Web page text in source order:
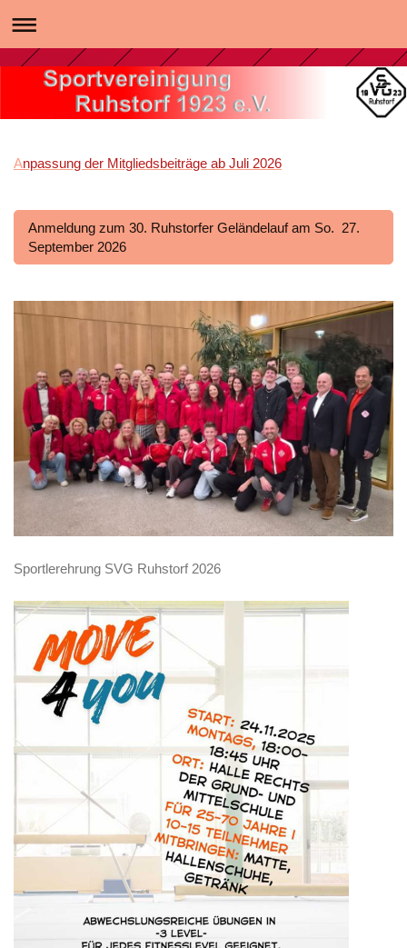
Anpassung der Mitgliedsbeiträge ab Juli 2026
Anmeldung zum 30. Ruhstorfer Geländelauf am So. 27.
September 2026
Sportlerehrung SVG Ruhstorf 2026